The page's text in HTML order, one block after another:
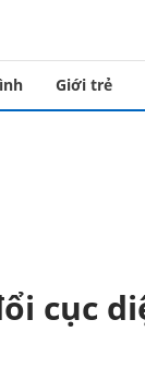
Giới trẻ
cục